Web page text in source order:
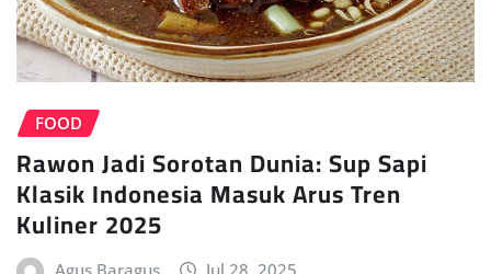
FOOD
Rawon Jadi Sorotan Dunia: Sup Sapi
Klasik Indonesia Masuk Arus Tren
Kuliner 2025
Agus Baragus Jul 28, 2025